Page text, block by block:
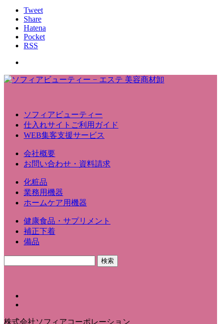
Tweet
Share
Hatena
Pocket
RSS
ソフィアビューティー
仕入れサイトご利用ガイド
WEB集客支援サービス
会社概要
お問い合わせ・資料請求
化粧品
業務用機器
ホームケア用機器
健康食品・サプリメント
補正下着
備品
株式会社ソフィアコーポレーション